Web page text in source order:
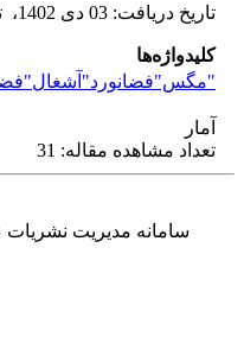
تاریخ دریافت: 03 دی 1402 ،
کلیدواژه‌ها
آمار
تعداد مشاهده مقاله: 31
سامانه مدیریت